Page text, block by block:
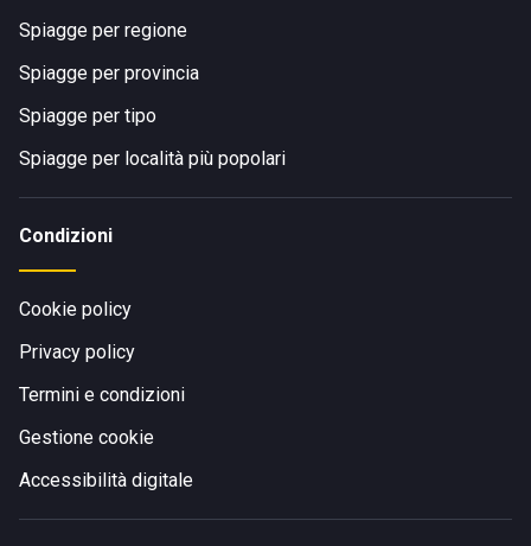
Spiagge per regione
Spiagge per provincia
Spiagge per tipo
Spiagge per località più popolari
Condizioni
Cookie policy
Privacy policy
Termini e condizioni
Gestione cookie
Accessibilità digitale